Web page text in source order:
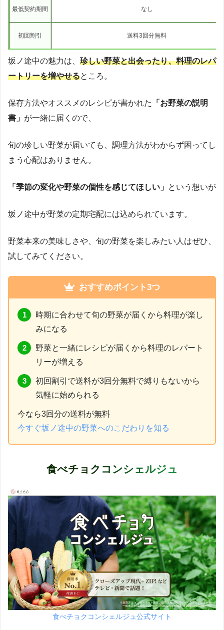
最低契約期間 なし
初回割引 送料3回分無料
坂ノ途中の魅力は、 珍しい野菜と出会ったり、料理のレパ
ートリーを増やせるところ。
保存方法やオススメのレシピが書かれた
「お野菜の説明
書」 が一緒に届くので、
旬の珍しい野菜が届いても、調理方法がわからず困ってし
まう心配はありません。
「季節の変化や野菜の個性を感じてほしい」 という想いが
坂ノ途中が野菜の定期宅配には込められています。
野菜本来の美味しさや、旬の野菜を楽しみたい人はぜひ、
試してみてください。
おすすめポイント3つ
時期に合わせて旬の野菜が届くから料理が楽し
みになる
野菜と一緒にレシピが届くから料理のレパート
リーが増える
初回割引で送料が3回分無料で縛りもないから
気軽に始められる
今なら3回分の送料が無料
今すぐ坂ノ途中の野菜へのこだわりを知る
食べチョクコンシェルジュ
食べチョクコンシェルジュ公式サイト